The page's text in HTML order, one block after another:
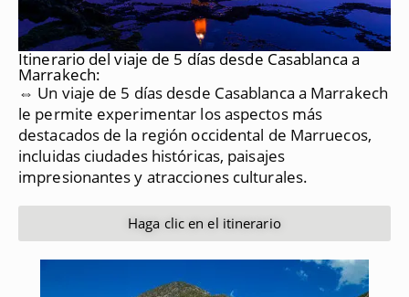
Itinerario del viaje de 5 días desde Casablanca a
Marrakech:
⇔ Un viaje de 5 días desde Casablanca a Marrakech
le permite experimentar los aspectos más
destacados de la región occidental de Marruecos,
incluidas ciudades históricas, paisajes
impresionantes y atracciones culturales.
Haga clic en el itinerario